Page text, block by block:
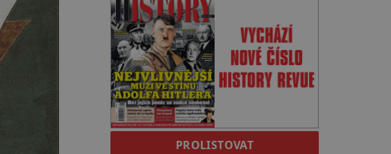
PROLISTOVAT